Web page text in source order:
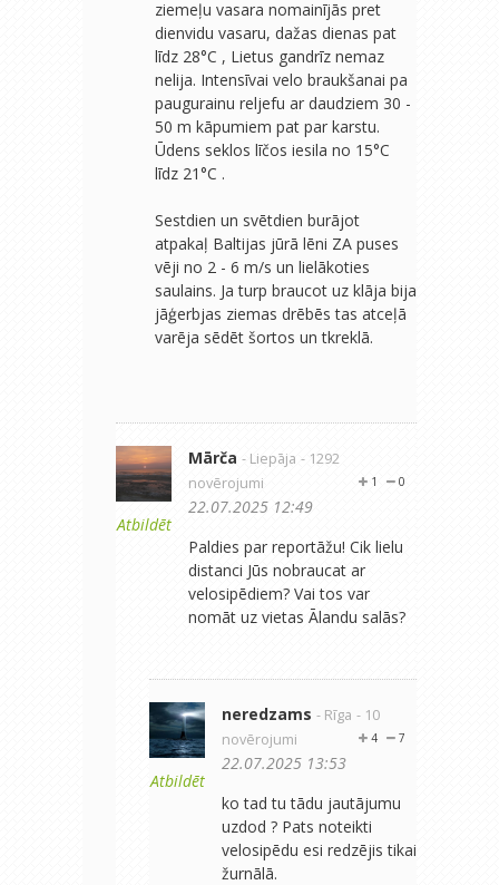
ziemeļu vasara nomainījās pret
dienvidu vasaru, dažas dienas pat
līdz 28°C , Lietus gandrīz nemaz
nelija. Intensīvai velo braukšanai pa
paugurainu reljefu ar daudziem 30 -
50 m kāpumiem pat par karstu.
Ūdens seklos līčos iesila no 15°C
līdz 21°C .
Sestdien un svētdien burājot
atpakaļ Baltijas jūrā lēni ZA puses
vēji no 2 - 6 m/s un lielākoties
saulains. Ja turp braucot uz klāja bija
jāģerbjas ziemas drēbēs tas atceļā
varēja sēdēt šortos un tkreklā.
Atbildēt
Mārča - Liepāja - 1292
novērojumi
0
1
22.07.2025 12:49
Paldies par reportāžu! Cik lielu
distanci Jūs nobraucat ar
velosipēdiem? Vai tos var
nomāt uz vietas Ālandu salās?
Atbildēt
neredzams - Rīga - 10
novērojumi
7
4
22.07.2025 13:53
ko tad tu tādu jautājumu
uzdod ? Pats noteikti
velosipēdu esi redzējis tikai
žurnālā.